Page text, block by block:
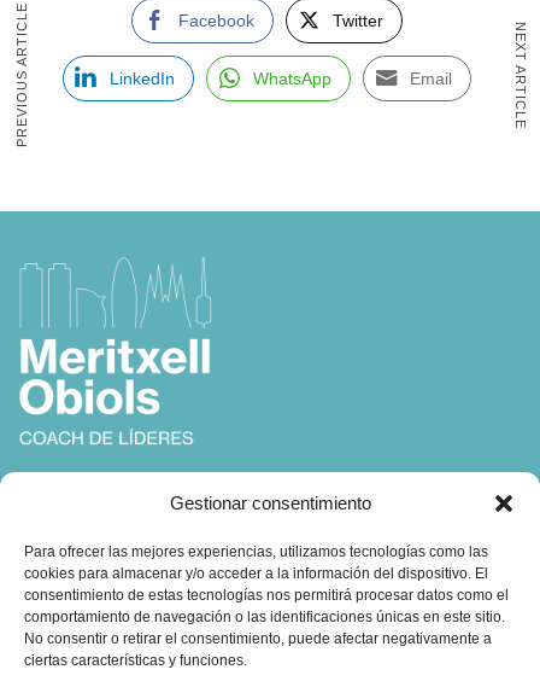
Gestionar consentimiento
Para ofrecer las mejores experiencias, utilizamos tecnologías como las
cookies para almacenar y/o acceder a la información del dispositivo. El
consentimiento de estas tecnologías nos permitirá procesar datos como el
comportamiento de navegación o las identificaciones únicas en este sitio.
No consentir o retirar el consentimiento, puede afectar negativamente a
ciertas características y funciones.
Facebook Twitter
LinkedIn WhatsApp Email
PREVIOUS ARTICLE NEXT ARTICLE
Coaching, Inteligencia Emocional y Liderazgo